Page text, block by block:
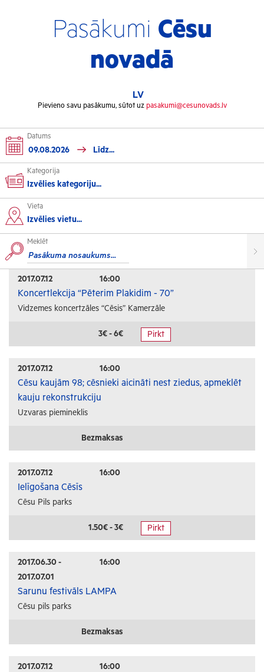
Pasākumi Cēsu
novadā
LV
Pievieno savu pasākumu, sūtot uz pasakumi@cesunovads.lv
Datums
Kategorija
Izvēlies kategoriju...
Kultūra
Izstādes
Koncerti
Izrādes
Festivāli un svētki
Kino
Citi pasākumi
Sports
Florbols
Slēpošana
Izglītība
Konferences
Kursi un semināri
Radošās darbnīcas
Lekcijas
Interešu pasākumi
Ģimenēm ar bērniem
Vieta
Izvēlies vietu...
Meklēt
2017.07.12 16:00
Koncertlekcija “Pēterim Plakidim - 70”
Vidzemes koncertzāles “Cēsis” Kamerzāle
3€ - 6€ Pirkt
2017.07.12 16:00
Cēsu kaujām 98; cēsnieki aicināti nest ziedus, apmeklēt
kauju rekonstrukciju
Uzvaras piemineklis
Bezmaksas
2017.07.12 16:00
Ielīgošana Cēsīs
Cēsu Pils parks
1.50€ - 3€ Pirkt
2017.06.30 -
2017.07.01
16:00
Sarunu festivāls LAMPA
Cēsu pils parks
Bezmaksas
2017.07.12 16:00